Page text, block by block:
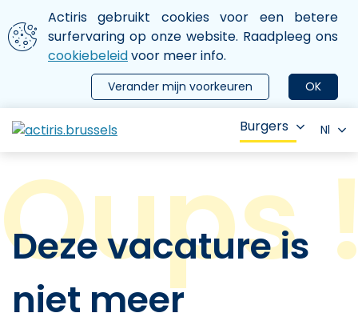
Aller au contenu principal
We gebruiken cookies
Actiris gebruikt cookies voor een betere
surfervaring op onze website. Raadpleeg ons
cookiebeleidvoor meer info.
OK
Verander mijn voorkeuren
le menu
Burgers Nl
Deze vacature is
niet meer